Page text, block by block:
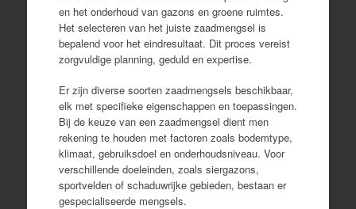
en het onderhoud van gazons en groene ruimtes.
Het selecteren van het juiste zaadmengsel is
bepalend voor het eindresultaat. Dit proces vereist
zorgvuldige planning, geduld en expertise.
Er zijn diverse soorten zaadmengsels beschikbaar,
elk met specifieke eigenschappen en toepassingen.
Bij de keuze van een zaadmengsel dient men
rekening te houden met factoren zoals bodemtype,
klimaat, gebruiksdoel en onderhoudsniveau. Voor
verschillende doeleinden, zoals siergazons,
sportvelden of schaduwrijke gebieden, bestaan er
gespecialiseerde mengsels.